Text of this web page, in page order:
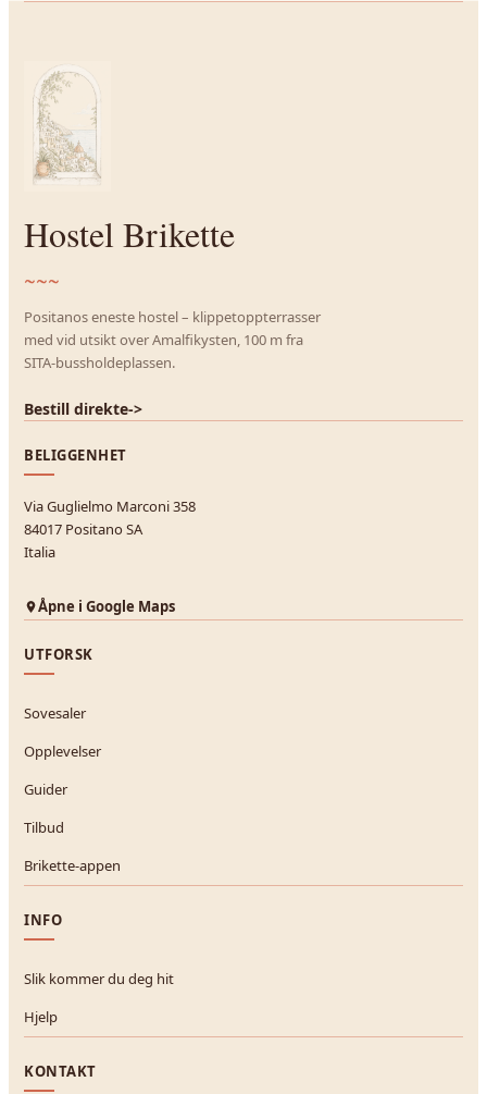
Hostel Brikette
~~~
Positanos eneste hostel – klippetoppterrasser
med vid utsikt over Amalfikysten, 100 m fra
SITA-bussholdeplassen.
Bestill direkte->
BELIGGENHET
Via Guglielmo Marconi 358
84017 Positano SA
Italia
Åpne i Google Maps
UTFORSK
Sovesaler
Opplevelser
Guider
Tilbud
Brikette-appen
INFO
Slik kommer du deg hit
Hjelp
KONTAKT